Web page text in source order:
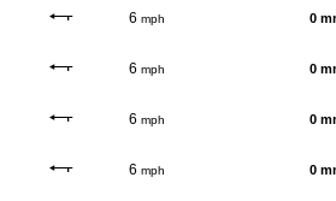
6 mph 0
6 mph 0
6 mph 0
6 mph 0